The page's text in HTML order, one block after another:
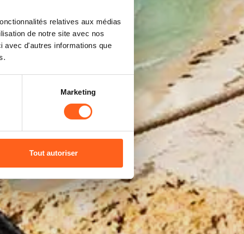
relatives aux médias
de notre site avec nos
avec d'autres informations que
Marketing
Tout autoriser